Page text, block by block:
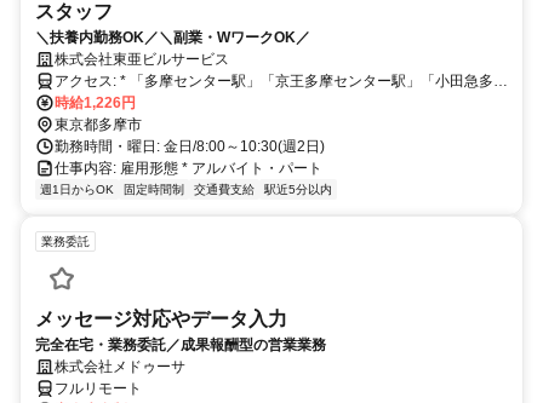
スタッフ
＼扶養内勤務OK／＼副業・WワークOK／
株式会社東亜ビルサービス
アクセス: * 「多摩センター駅」「京王多摩センター駅」「小田急多摩
センター」徒歩3分
時給1,226円
東京都多摩市
勤務時間・曜日: 金日/8:00～10:30(週2日)
仕事内容: 雇用形態 * アルバイト・パート
週1日からOK 固定時間制 交通費支給 駅近5分以内
業務委託
メッセージ対応やデータ入力
完全在宅・業務委託／成果報酬型の営業業務
株式会社メドゥーサ
フルリモート